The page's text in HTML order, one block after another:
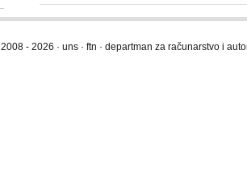
2008 - 2026 · uns · ftn · departman za računarstvo i